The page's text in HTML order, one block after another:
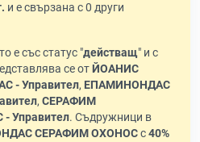
и е свързана с 0 други
е със статус "действащ" и с
се отЙОАНИС
- Управител, ЕПАМИНОНДАС
, СЕРАФИМ
Управител. Съдружници в
СЕРАФИМ ОХОНОСс40%